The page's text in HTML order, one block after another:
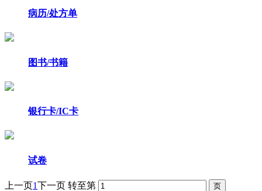
病历/处方单
图书/书籍
银行卡/IC卡
试卷
上一页1下一页 转至第